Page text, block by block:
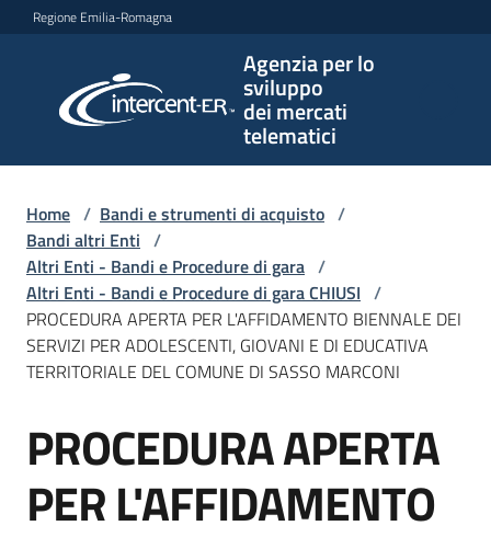
Vai al contenuto
Vai alla navigazione
Vai al footer
Regione Emilia-Romagna
Agenzia per lo
sviluppo
dei mercati
telematici
per lo
sviluppo
telematici
L'Agenzia
e
strumenti
acquisto
Home / Bandi e strumenti di acquisto /
Bandi altri Enti /
Altri Enti - Bandi e Procedure di gara /
Altri Enti - Bandi e Procedure di gara CHIUSI /
PROCEDURA APERTA PER L'AFFIDAMENTO BIENNALE DEI
SERVIZI PER ADOLESCENTI, GIOVANI E DI EDUCATIVA
TERRITORIALE DEL COMUNE DI SASSO MARCONI
Salta al contenuto
PROCEDURA APERTA
PER L'AFFIDAMENTO